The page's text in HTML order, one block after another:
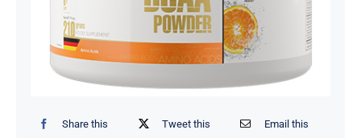
Share this Tweet this Email this